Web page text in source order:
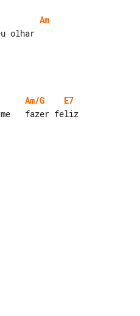
Am
Am/G
E7
me   fazer feliz